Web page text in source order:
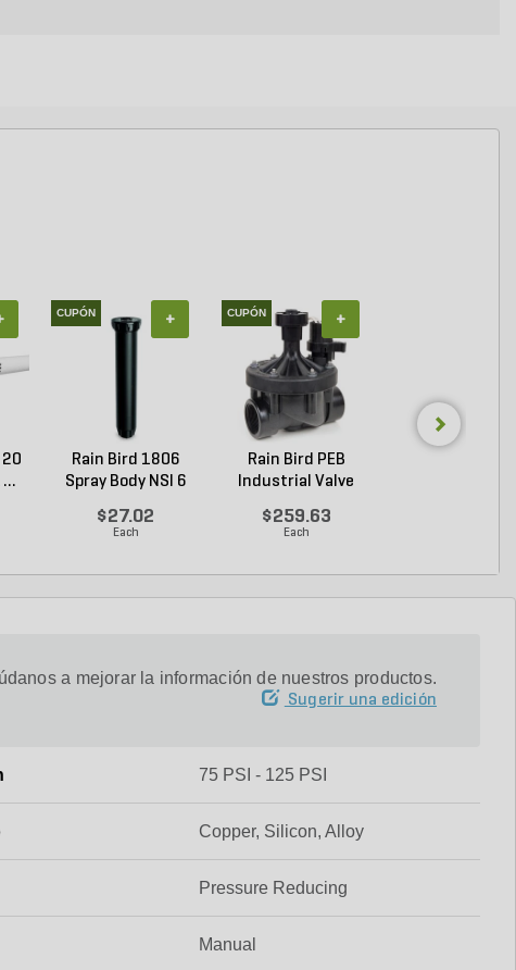
20
CUPÓN
Rain Bird 1806
Spray Body NSI 6
$27.02
Each
+ CUPÓN
Rain Bird PEB
Industrial Valve
$259.63
Each
+
a mejorar la información de nuestros productos.
Sugerir una edición
75 PSI - 125 PSI
Copper, Silicon, Alloy
Pressure Reducing
Manual